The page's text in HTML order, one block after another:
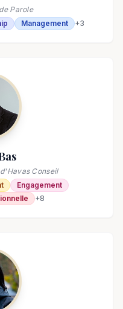
Parole
Management +3
Conseil
Engagement
+8